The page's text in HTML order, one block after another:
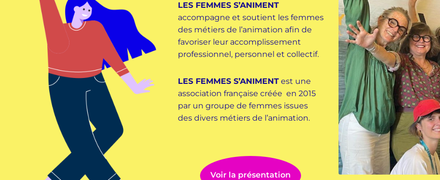
LES FEMMES S’ANIMENT
accompagne et soutient les femmes
des métiers de l’animation afin de
favoriser leur accomplissement
professionnel, personnel et collectif.
LES FEMMES S’ANIMENT est une
association française créée en 2015
par un groupe de femmes issues
des divers métiers de l’animation.
Voir la présentation